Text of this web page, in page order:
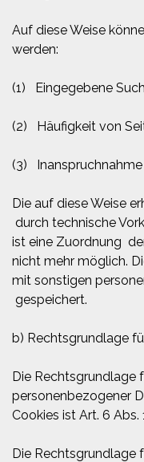
Auf diese Weise
werden:
(1) Eingegebene
(2) Häufigkeit von
(3)
Die auf diese Weise
durch technische
ist eine Zuordnung
nicht mehr möglich.
mit sonstigen
gespeichert.
b) Rechtsgrundlage
Die Rechtsgrundlage
personenbezogener
Cookies ist Art. 6 Abs.
Die Rechtsgrundlage